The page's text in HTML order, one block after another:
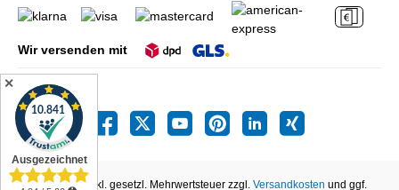
Wir versenden mit
Alle Preise inkl. gesetzl. Mehrwertsteuer zzgl. Versandkosten und ggf.
✕